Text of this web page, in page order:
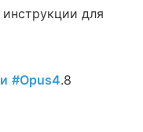
для
#Opus4.8